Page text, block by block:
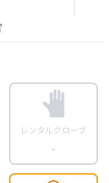
レンタルグローブ
-